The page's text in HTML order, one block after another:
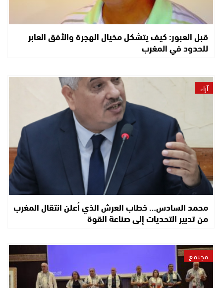
قبل العبور: كيف يتشكل مخيال الهجرة والأفق العابر
للحدود في المغرب
آراء
محمد السادس… خطاب العرش الذي أعلن انتقال المغرب
من تدبير التحديات إلى صناعة القوة
مجتمع